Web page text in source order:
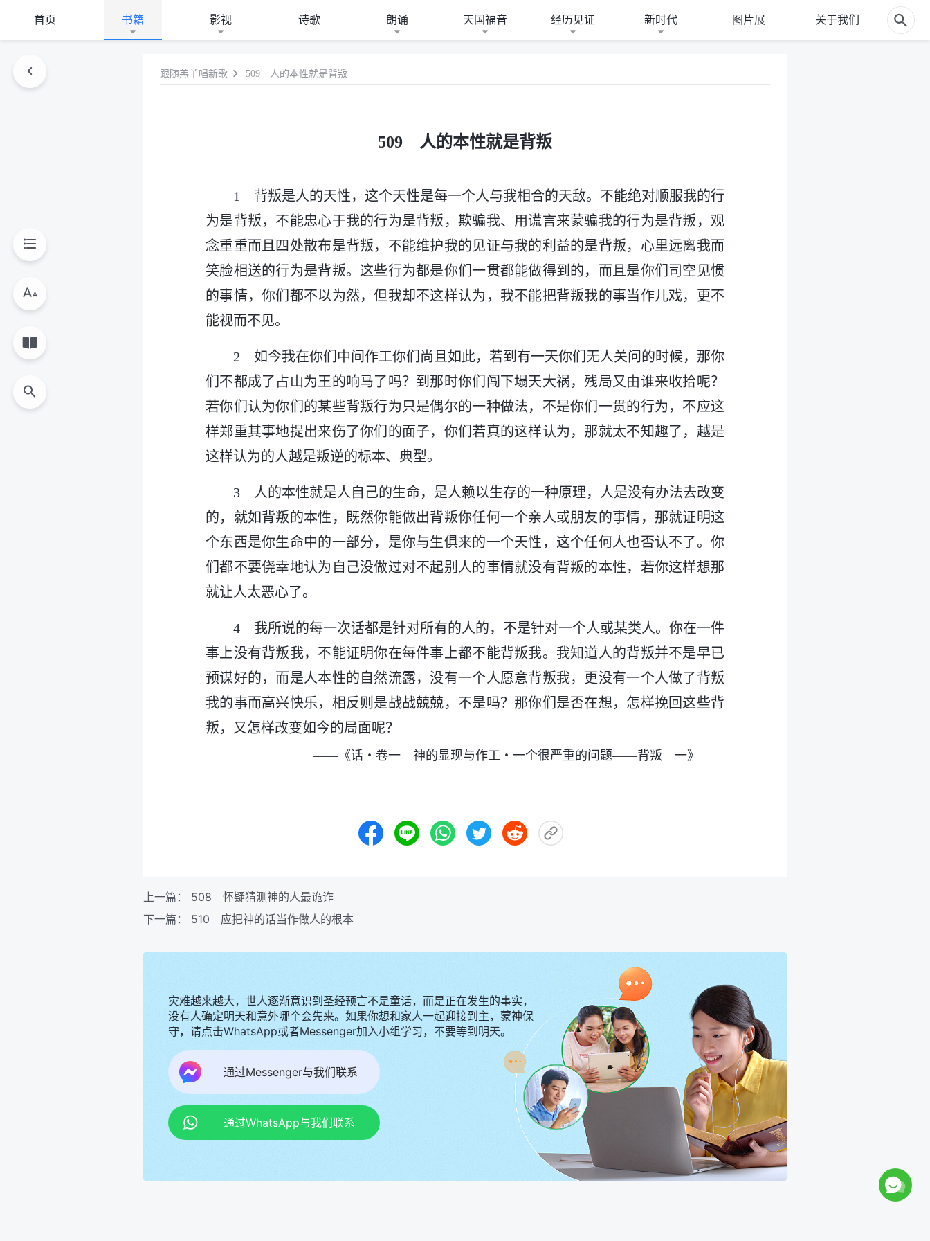
首页 书籍 影视 诗歌 朗诵 天国福音 经历见证 新时代 图片展 关于我们
跟随羔羊唱新歌 509 人的本性就是背叛
509 人的本性就是背叛
1 背叛是人的天性，这个天性是每一个人与我相合的天敌。不能绝对顺服我的行
为是背叛，不能忠心于我的行为是背叛，欺骗我、用谎言来蒙骗我的行为是背叛，观
念重重而且四处散布是背叛，不能维护我的见证与我的利益的是背叛，心里远离我而
笑脸相送的行为是背叛。这些行为都是你们一贯都能做得到的，而且是你们司空见惯
的事情，你们都不以为然，但我却不这样认为，我不能把背叛我的事当作儿戏，更不
能视而不见。
2 如今我在你们中间作工你们尚且如此，若到有一天你们无人关问的时候，那你
们不都成了占山为王的响马了吗？到那时你们闯下塌天大祸，残局又由谁来收拾呢？
若你们认为你们的某些背叛行为只是偶尔的一种做法，不是你们一贯的行为，不应这
样郑重其事地提出来伤了你们的面子，你们若真的这样认为，那就太不知趣了，越是
这样认为的人越是叛逆的标本、典型。
3 人的本性就是人自己的生命，是人赖以生存的一种原理，人是没有办法去改变
的，就如背叛的本性，既然你能做出背叛你任何一个亲人或朋友的事情，那就证明这
个东西是你生命中的一部分，是你与生俱来的一个天性，这个任何人也否认不了。你
们都不要侥幸地认为自己没做过对不起别人的事情就没有背叛的本性，若你这样想那
就让人太恶心了。
4 我所说的每一次话都是针对所有的人的，不是针对一个人或某类人。你在一件
事上没有背叛我，不能证明你在每件事上都不能背叛我。我知道人的背叛并不是早已
预谋好的，而是人本性的自然流露，没有一个人愿意背叛我，更没有一个人做了背叛
我的事而高兴快乐，相反则是战战兢兢，不是吗？那你们是否在想，怎样挽回这些背
叛，又怎样改变如今的局面呢？
——《话・卷一 神的显现与作工・一个很严重的问题——背叛 一》
上一篇： 508 怀疑猜测神的人最诡诈
下一篇： 510 应把神的话当作做人的根本
灾难越来越大，世人逐渐意识到圣经预言不是童话，而是正在发生的事实，
没有人确定明天和意外哪个会先来。如果你想和家人一起迎接到主，蒙神保
守，请点击WhatsApp或者Messenger加入小组学习，不要等到明天。
通过Messenger与我们联系
通过WhatsApp与我们联系